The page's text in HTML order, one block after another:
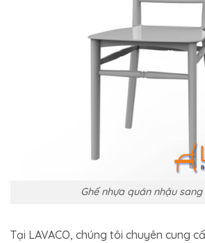
Ghế nhựa quán nhậu
Tại LAVACO, chúng tôi chuyên cung